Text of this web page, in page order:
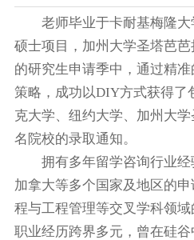
老师毕业于卡耐基梅隆大
硕士项目，加州大学圣塔芭
的研究生申请季中，通过精
策略，成功以DIY方式获得了
克大学、纽约大学、加州大
名院校的录取通知。
拥有多年留学咨询行业经
加拿大等多个国家及地区的
程与工程管理等交叉学科领域
职业经历跨界多元，曾在硅